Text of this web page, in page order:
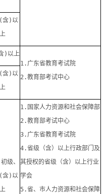
(含) 以
上
) 以上
1. 广东省教育考试院
2.教育部考试中心
(含) 以
上
级、
(含) 以
上
1. 国家人力资源和社会保障部
2.教育部考试中心
3. 广东省教育考试院
4.省级（含）以上行政部门及
其授权的省级（含）以上行业
学会
5.省、市人力资源和社会保障